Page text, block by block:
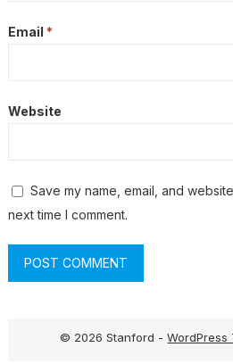
Email *
Website
Save my name, email, and
next time I comment.
© 2026 Stanford -WordPress